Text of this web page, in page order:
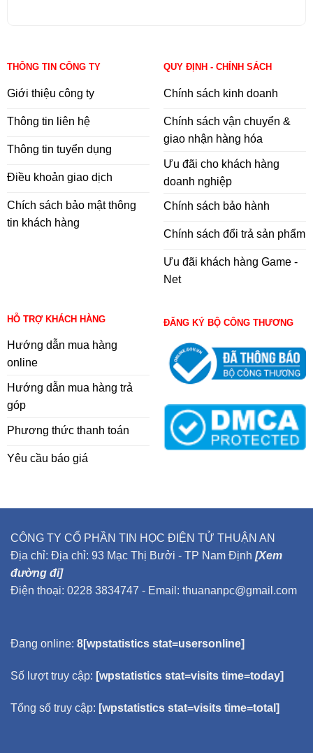
THÔNG TIN CÔNG TY
Giới thiệu công ty
Thông tin liên hệ
Thông tin tuyển dụng
Điều khoản giao dịch
Chích sách bảo mật thông
tin khách hàng
QUY ĐỊNH - CHÍNH SÁCH
Chính sách kinh doanh
Chính sách vận chuyển &
giao nhận hàng hóa
Ưu đãi cho khách hàng
doanh nghiệp
Chính sách bảo hành
Chính sách đổi trả sản phẩm
Ưu đãi khách hàng Game -
Net
HỖ TRỢ KHÁCH HÀNG
Hướng dẫn mua hàng
online
Hướng dẫn mua hàng trả
góp
Phương thức thanh toán
Yêu cầu báo giá
ĐĂNG KÝ BỘ CÔNG THƯƠNG
CÔNG TY CỔ PHẦN TIN HỌC ĐIỆN TỬ THUẬN AN
Địa chỉ: Địa chỉ: 93 Mạc Thị Bưởi - TP Nam Định [Xem
đường đi]
Điện thoại: 0228 3834747 - Email: thuananpc@gmail.com
Đang online: 8[wpstatistics stat=usersonline]
Số lượt truy cập: [wpstatistics stat=visits time=today]
Tổng số truy cập: [wpstatistics stat=visits time=total]